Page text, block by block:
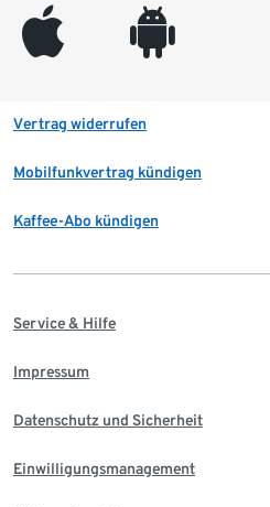
appleinc android
Vertrag widerrufen
Mobilfunkvertrag kündigen
Kaffee-Abo kündigen
Service & Hilfe
Impressum
Datenschutz und Sicherheit
Einwilligungsmanagement